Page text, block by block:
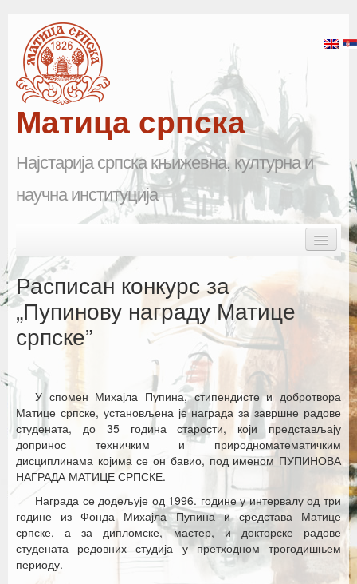
Матица српска
Најстарија српска књижевна, културна и
научна институција
Почетна
Матица српска
Научна одељења
Каталог издања
Летопис Матице српске
Гласник Матице српске
Е–издања
Најаве
Расписан конкурс за
„Пупинову награду Матице
српске”
У спомен Михајла Пупина, стипендисте и добротвора
Матице српске, установљена је награда за завршне радове
студената, до 35 година старости, који представљају
допринос техничким и природноматематичким
дисциплинама којима се он бавио, под именом ПУПИНОВА
НАГРАДА МАТИЦЕ СРПСКЕ.
Награда се додељује од 1996. године у интервалу од три
године из Фонда Михајла Пупина и средстава Матице
српске, а за дипломске, мастер, и докторске радове
студената редовних студија у претходном трогодишњем
периоду.